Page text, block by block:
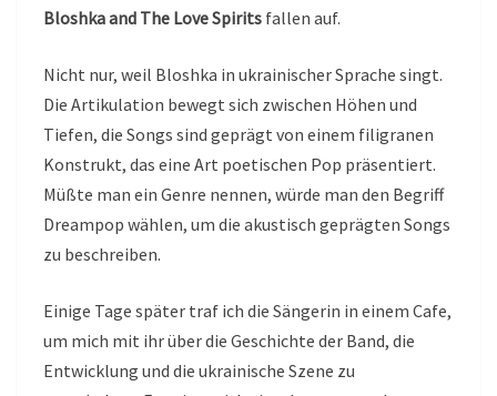
Bloshka and The Love Spirits fallen auf.
Nicht nur, weil Bloshka in ukrainischer Sprache singt.
Die Artikulation bewegt sich zwischen Höhen und
Tiefen, die Songs sind geprägt von einem filigranen
Konstrukt, das eine Art poetischen Pop präsentiert.
Müßte man ein Genre nennen, würde man den Begriff
Dreampop wählen, um die akustisch geprägten Songs
zu beschreiben.
Einige Tage später traf ich die Sängerin in einem Cafe,
um mich mit ihr über die Geschichte der Band, die
Entwicklung und die ukrainische Szene zu